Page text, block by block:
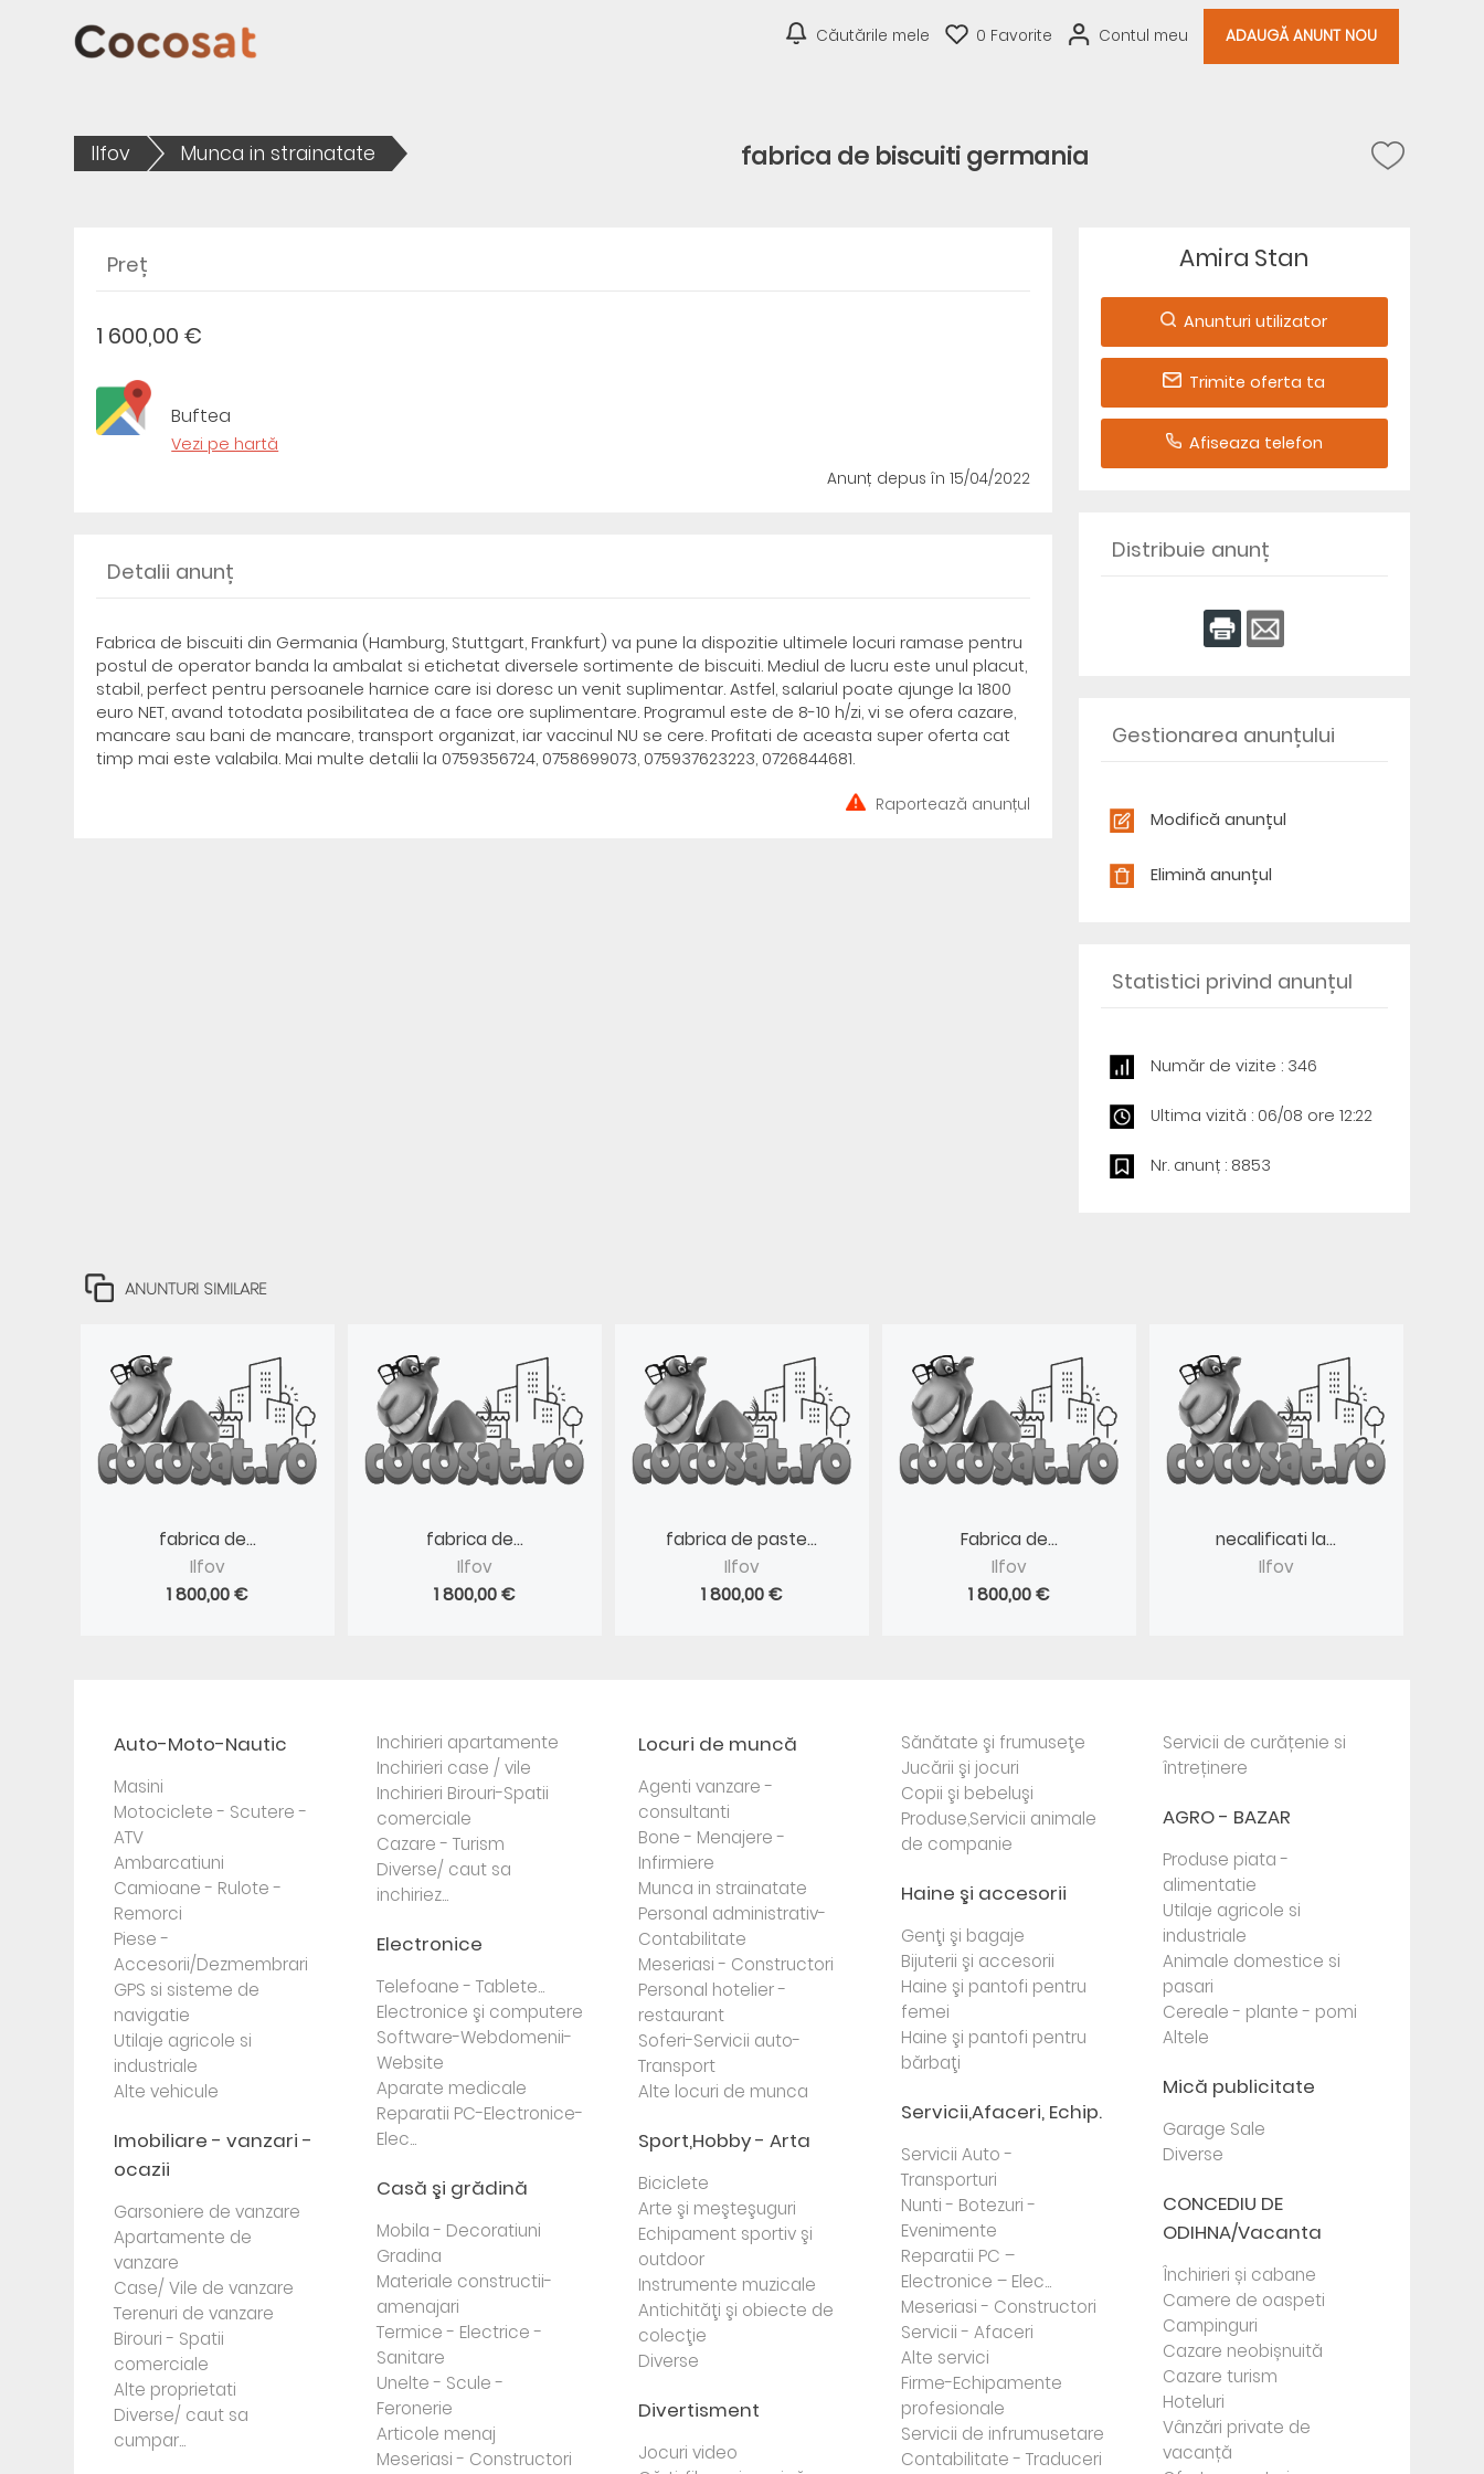
Căutările mele 0 Favorite Contul meu ADAUGĂ ANUNT NOU
Ilfov Munca in strainatate fabrica de biscuiti germania
Preț
1 600,00 €
Buftea
Vezi pe hartă
Anunț depus în 15/04/2022
Detalii anunț
Fabrica de biscuiti din Germania (Hamburg, Stuttgart, Frankfurt) va pune la dispozitie ultimele locuri ramase pentru
postul de operator banda la ambalat si etichetat diversele sortimente de biscuiti. Mediul de lucru este unul placut,
stabil, perfect pentru persoanele harnice care isi doresc un venit suplimentar. Astfel, salariul poate ajunge la 1800
euro NET, avand totodata posibilitatea de a face ore suplimentare. Programul este de 8-10 h/zi, vi se ofera cazare,
mancare sau bani de mancare, transport organizat, iar vaccinul NU se cere. Profitati de aceasta super oferta cat
timp mai este valabila. Mai multe detalii la 0759356724, 0758699073, 075937623223, 0726844681.
Raportează anunțul
Amira Stan
Anunturi utilizator
Trimite oferta ta
Afiseaza telefon
Distribuie anunț
Gestionarea anunțului
Modifică anunțul
Elimină anunțul
Statistici privind anunțul
Număr de vizite : 346
Ultima vizită : 06/08 ore 12:22
Nr. anunț : 8853
ANUNTURI SIMILARE
fabrica de...
Ilfov
1 800,00 €
fabrica de...
Ilfov
1 800,00 €
fabrica de paste...
Ilfov
1 800,00 €
Fabrica de...
Ilfov
1 800,00 €
necalificati la...
Ilfov
Auto-Moto-Nautic
Masini
Motociclete - Scutere -
ATV
Ambarcatiuni
Camioane - Rulote -
Remorci
Piese -
Accesorii/Dezmembrari
GPS si sisteme de
navigatie
Utilaje agricole si
industriale
Alte vehicule
Imobiliare - vanzari -
ocazii
Garsoniere de vanzare
Apartamente de
vanzare
Case/ Vile de vanzare
Terenuri de vanzare
Birouri - Spatii
comerciale
Alte proprietati
Diverse/ caut sa
cumpar...
Inchirieri apartamente
Inchirieri case / vile
Inchirieri Birouri-Spatii
comerciale
Cazare - Turism
Diverse/ caut sa
inchiriez...
Electronice
Telefoane - Tablete...
Electronice şi computere
Software-Webdomenii-
Website
Aparate medicale
Reparatii PC-Electronice-
Elec...
Casă şi grădină
Mobila - Decoratiuni
Gradina
Materiale constructii-
amenajari
Termice - Electrice -
Sanitare
Unelte - Scule -
Feronerie
Articole menaj
Meseriasi - Constructori
Locuri de muncă
Agenti vanzare -
consultanti
Bone - Menajere -
Infirmiere
Munca in strainatate
Personal administrativ-
Contabilitate
Meseriasi - Constructori
Personal hotelier -
restaurant
Soferi-Servicii auto-
Transport
Alte locuri de munca
Sport,Hobby - Arta
Biciclete
Arte şi meşteşuguri
Echipament sportiv şi
outdoor
Instrumente muzicale
Antichităţi şi obiecte de
colecţie
Diverse
Divertisment
Jocuri video
Sănătate şi frumuseţe
Jucării şi jocuri
Copii şi bebeluşi
Produse,Servicii animale
de companie
Haine şi accesorii
Genţi şi bagaje
Bijuterii şi accesorii
Haine şi pantofi pentru
femei
Haine şi pantofi pentru
bărbaţi
Servicii,Afaceri, Echip.
Servicii Auto -
Transporturi
Nunti - Botezuri -
Evenimente
Reparatii PC –
Electronice – Elec...
Meseriasi - Constructori
Servicii - Afaceri
Alte servici
Firme-Echipamente
profesionale
Servicii de infrumusetare
Contabilitate - Traduceri
Servicii de curățenie si
întreținere
AGRO - BAZAR
Produse piata -
alimentatie
Utilaje agricole si
industriale
Animale domestice si
pasari
Cereale - plante - pomi
Altele
Mică publicitate
Garage Sale
Diverse
CONCEDIU DE
ODIHNA/Vacanta
Închirieri și cabane
Camere de oaspeti
Campinguri
Cazare neobișnuită
Cazare turism
Hoteluri
Vânzări private de
vacanță